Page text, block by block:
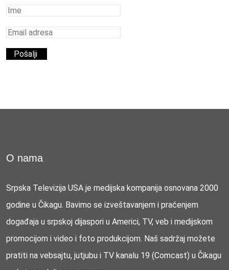
O nama
Srpska Televizija USA je medijska kompanija osnovana 2000
godine u Čikagu. Bavimo se izveštavanjem i praćenjem
događaja u srpskoj dijaspori u Americi, TV, veb i medijskom
promocijom i video i foto produkcijom. Naš sadržaj možete
pratiti na vebsajtu, jutjubu i TV kanalu 19 (Comcast) u Čikagu